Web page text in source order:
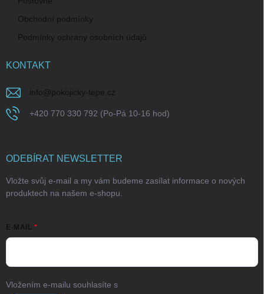
Obchodní podmínky
Podmínky ochrany osobních údajů
KONTAKT
info @pokojicky-tepe.cz
+420 770 330 792 (Po-Pá 10-16 hod)
ODEBÍRAT NEWSLETTER
Vložte svůj e-mail a my vám budeme zasílat informace o nových
produktech na našem e-shopu.
E-MAIL
Vložením e-mailu souhlasíte s